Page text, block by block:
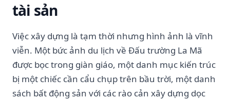
tài sản
Việc xây dựng là tạm thời nhưng hình ảnh là vĩnh
viễn. Một bức ảnh du lịch về Đấu trường La Mã
được bọc trong giàn giáo, một danh mục kiến ​​trúc
bị một chiếc cần cẩu chụp trên bầu trời, một danh
sách bất động sản với các rào cản xây dựng dọc